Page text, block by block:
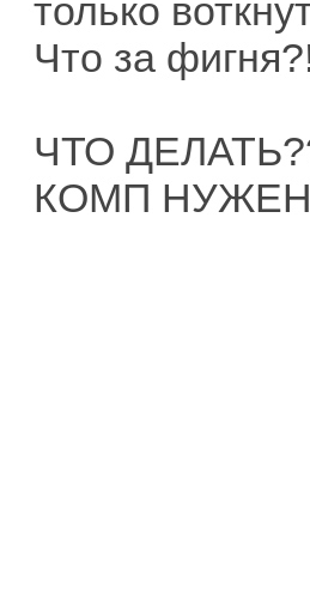
только
Что за
ЧТО
КОМП